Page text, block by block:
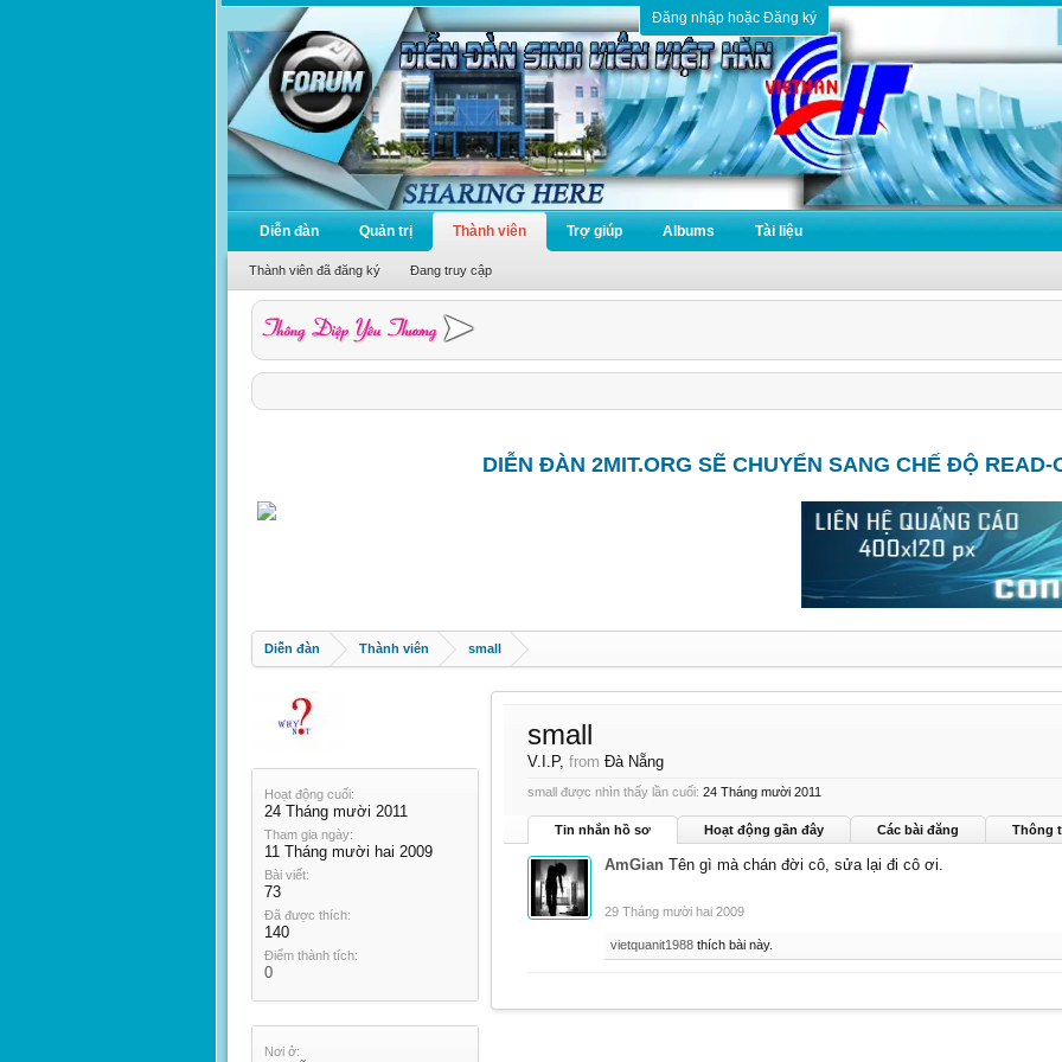
Đăng nhập hoặc Đăng ký
Diễn đàn Quản trị Thành viên
Thành viên đã đăng ký Đang truy cập
Trợ giúp Albums Tài liệu
DIỄN ĐÀN 2MIT.ORG SẼ CHUYỂN SANG CHẾ ĐỘ READ-
Diễn đàn Thành viên small
Hoạt động cuối:
24 Tháng mười 2011
Tham gia ngày:
11 Tháng mười hai 2009
Bài viết:
73
Đã được thích:
140
Điểm thành tích:
0
Nơi ở:
small
V.I.P, from Đà Nẵng
small được nhìn thấy lần cuối: 24 Tháng mười 2011
Tin nhắn hồ sơ Hoạt động gần đây Các bài đăng Thông
AmGian Tên gì mà chán đời cô, sửa lại đi cô ơi.
29 Tháng mười hai 2009
vietquanit1988 thích bài này.